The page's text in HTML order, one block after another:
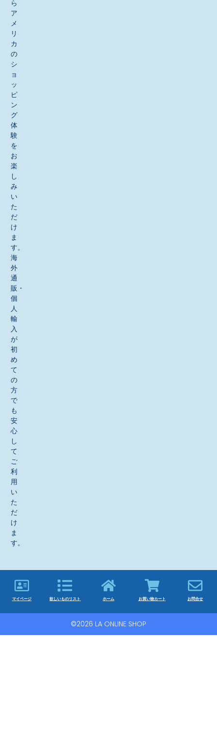
ら
ア
メ
リ
カ
の
シ
ョ
ッ
ピ
ン
グ
体
験
を
お
楽
し
み
い
た
だ
け
ま
す。
海
外
通
販・
個
人
輸
入
が
初
め
て
の
方
で
も
安
心
し
て
ご
利
用
い
た
だ
け
ま
す。
マイページ 欲しいものリスト ホーム お買い物カート お問合せ
©2026 LA ONLINE SHOP